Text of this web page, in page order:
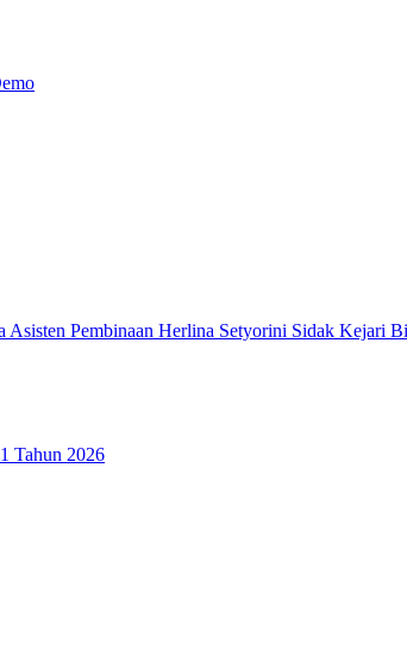
Pembinaan Herlina Setyorini Sidak Kejari
Tahun 2026